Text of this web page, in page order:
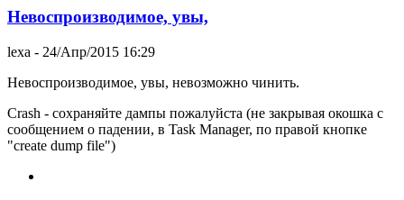
Невоспроизводимое, увы,
lexa - 24/Апр/2015 16:29
Невоспроизводимое, увы, невозможно чинить.
Crash - сохраняйте дампы пожалуйста (не закрывая окошка с
сообщением о падении, в Task Manager, по правой кнопке
"create dump file")